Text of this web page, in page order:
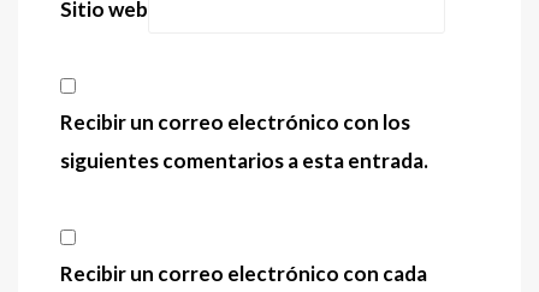
Sitio web
Recibir un correo electrónico con los
siguientes comentarios a esta entrada.
Recibir un correo electrónico con cada